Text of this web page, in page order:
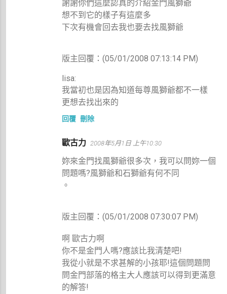
謝謝你們這麼認真的介紹金門風獅爺
想不到它的樣子有這麼多
下次有機會回去我也要去找風獅爺
版主回覆：(05/01/2008 07:13:14 PM)
lisa:
我當初也是因為知道每尊風獅爺都不一樣
更想去找出來的
回覆 刪除
歐古力 2008年5月1日 上午10:30
妳來金門找風獅爺很多次，我可以問妳一個
問題嗎?風獅爺和石獅爺有何不同
。
版主回覆：(05/01/2008 07:30:07 PM)
啊 歐古力啊
你不是金門人嗎?應該比我清楚吧!
我從小就是不求甚解的小孩耶!這個問題問
問金門部落的格主大人應該可以得到更滿意
的解答!